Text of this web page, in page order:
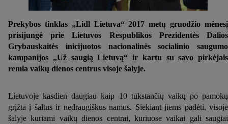
Prekybos tinklas „Lidl Lietuva“ 2017 metų gruodžio mėnesį
prisijungė prie Lietuvos Respublikos Prezidentės Dalios
Grybauskaitės inicijuotos nacionalinės socialinio saugumo
kampanijos „Už saugią Lietuvą“ ir kartu su savo pirkėjais
remia vaikų dienos centrus visoje šalyje.
Lietuvoje kasdien daugiau kaip 10 tūkstančių vaikų po pamokų
grįžta į šaltus ir nedraugiškus namus. Siekiant jiems padėti, visoje
šalyje kuriami vaikų dienos centrai, kuriuose vaikai gali saugiai